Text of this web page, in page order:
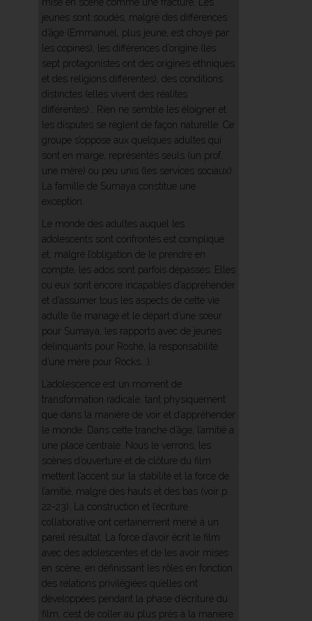
jeunes sont soudés, malgré des différences
d’âge (Emmanuel, plus jeune, est choyé par
les copines), les différences d’origine (les
sept protagonistes ont des origines ethniques
et des religions différentes), des conditions
distinctes (elles vivent des réalités
différentes)… Rien ne semble les éloigner et
les disputes se règlent de façon naturelle. Ce
groupe s’oppose aux quelques adultes qui
sont en marge, représentés seuls (un prof,
une mère) ou peu unis (les services sociaux).
La famille de Sumaya constitue une
exception.
Le monde des adultes auquel les
adolescents sont confrontés est compliqué
et, malgré l’obligation de le prendre en
compte, les ados sont parfois dépassés. Elles
ou eux sont encore incapables d’appréhender
et d’assumer tous les aspects de cette vie
adulte (le mariage et le départ d’une sœur
pour Sumaya, les rapports avec de jeunes
délinquants pour Roshé, la responsabilité
d’une mère pour Rocks...).
L’adolescence est un moment de
transformation radicale, tant physiquement
que dans la manière de voir et d’appréhender
le monde. Dans cette tranche d’âge, l’amitié a
une place centrale. Nous le verrons, les
scènes d’ouverture et de clôture du film
mettent l’accent sur la stabilité et la force de
l’amitié, malgré des hauts et des bas (voir p.
22-23). La construction et l’écriture
collaborative ont certainement mené à un
pareil résultat. La force d’avoir écrit le film
avec des adolescentes et de les avoir mises
en scène, en définissant les rôles en fonction
des relations privilégiées qu’elles ont
développées pendant la phase d’écriture du
film, c’est de coller au plus près à la manière